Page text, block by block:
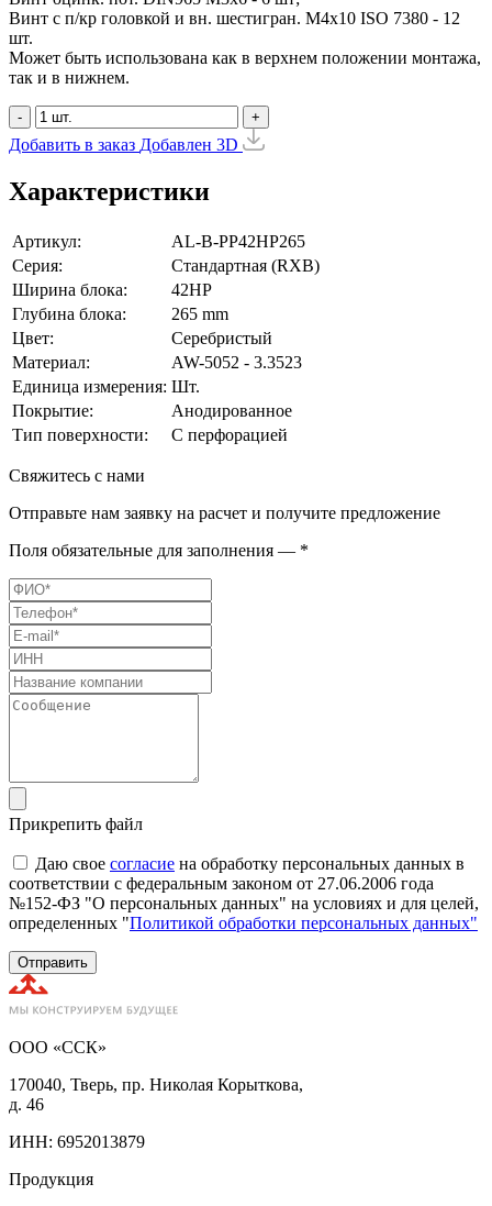
Винт с п/кр головкой и вн. шестигран. М4x10 ISO 7380 - 12
шт.
Может быть использована как в верхнем положении монтажа,
так и в нижнем.
- +
Добавить в заказ Добавлен 3D
Характеристики
Артикул:
AL-B-PP42HP265
Серия:
Стандартная (RXB)
Ширина блока:
42HP
Глубина блока:
265 mm
Цвет:
Серебристый
Материал:
AW-5052 - 3.3523
Единица измерения: Шт.
Покрытие:
Анодированное
Тип поверхности:
С перфорацией
Свяжитесь с нами
Отправьте нам заявку на расчет и получите предложение
Поля обязательные для заполнения — *
Прикрепить файл
Даю свое согласие на обработку персональных данных в
соответствии с федеральным законом от 27.06.2006 года
№152-ФЗ "О персональных данных" на условиях и для целей,
определенных "Политикой обработки персональных данных"
Отправить
ООО «ССК»
170040, Тверь, пр. Николая Корыткова,
д. 46
ИНН: 6952013879
Продукция